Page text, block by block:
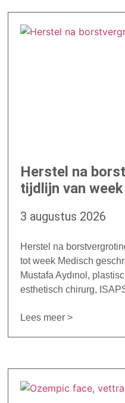
Herstel na
tijdlijn van
3 augustus 2026
Herstel na
tot week Medisch
Mustafa Aydınol,
esthetisch chirurg,
Lees meer >